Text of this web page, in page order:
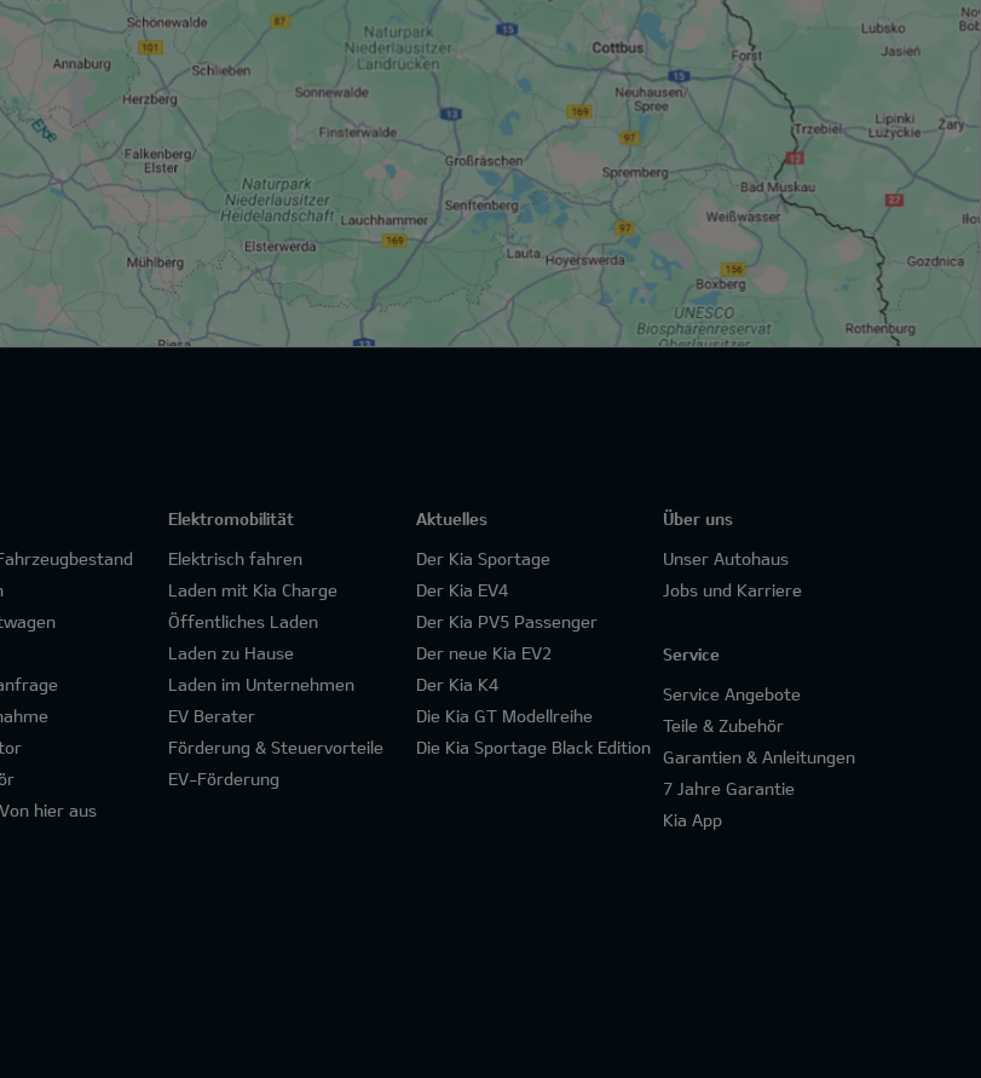
hier aus
Elektromobilität
Elektrisch fahren
Laden mit Kia Charge
Öffentliches Laden
Laden zu Hause
Laden im Unternehmen
EV Berater
Förderung & Steuervorteile
EV-Förderung
Aktuelles
Der Kia Sportage
Der Kia EV4
Der Kia PV5 Passenger
Der neue Kia EV2
Der Kia K4
Die Kia GT Modellreihe
Die Kia Sportage Black Edition
Über uns
Unser Autohaus
Jobs und Karriere
Service
Service Angebote
Teile & Zubehör
Garantien & Anleitungen
7 Jahre Garantie
Kia App